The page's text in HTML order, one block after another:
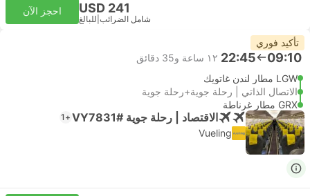
USD 241
شامل الضرائب للبالغ
احجز الآن
تأكيد فوري
09:10
22:45 ١٢ ساعة و‫35 دقائق
LGW مطار لندن غاتويك
الاتصال الذاتي | رحلة جوية+رحلة جوية
GRX مطار غرناطة
الاقتصاد | رحلة جوية #VY7831 +1
Vueling